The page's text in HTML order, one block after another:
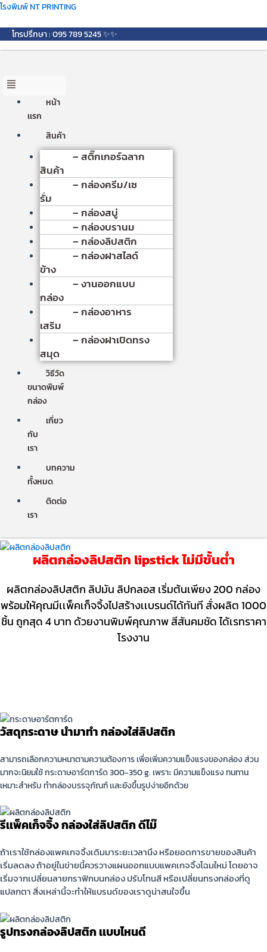
Skip
content
โรงพิมพ์ NT PRINTING
โทรปรึกษา : 095 789 5245 ✨✨
Menu
หน้า
เเรก
สินค้า
– สติ๊กเกอร์ฉลาก
สินค้า
– กล่องครีม/เซ
รั่ม
– กล่องสบู่
– กล่องบรานม
– กล่องลิปสติก
– กล่องฝาสไลด์
ข้าง
– งานออกแบบ
กล่อง
– กล่องอาหาร
เสริม
– กล่องฝาเปิดทรง
สมุด
วิธีวัด
ขนาดพิมพ์
กล่อง
เกี่ยว
กับ
เรา
บทความ
ทั้งหมด
ติดต่อ
เรา
ผลิตกล่องลิปสติก lipstick ไม่มีขั้นตํ่า
ผลิตกล่องลิปสติก ลิปมัน ลิปกลอส เริ่มต้นเพียง 200 กล่อง
พร้อมให้คุณมีเเพ็คเก็จจิ้งไปสร้างเเบรนด์ได้ทันที สั่งผลิต 1000
ชิ้น ถูกสุด 4 บาท ด้วยงานพิมพ์คุณภาพ สีสันคมชัด ได้เรทราคา
โรงงาน
วัสดุกระดาษ นํามาทํา กล่องใส่ลิปสติก
สามารถเลือกความหนาตามความต้องการ เพื่อเพิ่มความแข็งแรงของกล่อง ส่วน
มากจะนิยมใช้ กระดาษอาร์ตการ์ด 300-350 g. เพราะ มีความแข็งแรง ทนทาน
เหมาะสำหรับ ทำกล่องบรรจุภัณฑ์ เเละยังขึ้นรูปง่ายอีกด้วย
รีเเพ็คเก็จจิ้งกล่องใส่ลิปสติก ดีไม๊
ถ้าเราใช้กล่องแพคเกจจิ้งเดิมมาระยะเวลานึง หรือยอดการขายของสินค้า
เริ่มลดลง ถ้าอยู่ในข่ายนี้ควรวางแผนออกแบบแพคเกจจิ้งโฉมใหม่ โดยอาจ
เริ่มจากเปลี่ยนลายกราฟิกบนกล่อง ปรับโทนสี หรือเปลี่ยนทรงกล่องที่ดู
แปลกตา สิ่งเหล่านี้จะทำให้แบรนด์ของเราดูน่าสนใจขึ้น
รูปทรงกล่องลิปสติก เเบบไหนดี